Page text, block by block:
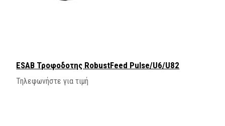
ESAB Τροφοδοτης RobustFeed Pulse/U6/U82
Τηλεφωνήστε για τιμή